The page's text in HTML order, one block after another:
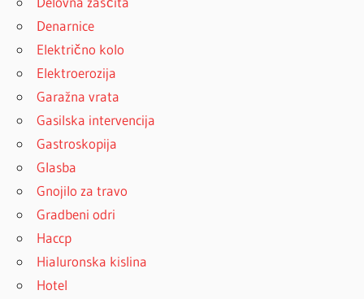
Denarnice
Električno kolo
Elektroerozija
Garažna vrata
Gasilska intervencija
Gastroskopija
Glasba
Gnojilo za travo
Gradbeni odri
Haccp
Hialuronska kislina
Hotel